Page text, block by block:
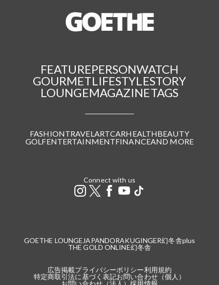
FEATUREPERSONWATCH
GOURMETLIFESTYLESTORY
LOUNGEMAGAZINETAGS
FASHIONTRAVELARTCARHEALTHBEAUTY
GOLFENTERTAINMENTFINANCEAND MORE
Connect with us
GOETHE LOUNGE JAPANDORAKUGINGER幻冬舎plus
THE GOLD ONLINE幻冬舎
広告掲載プライバシーポリシー利用規約
特定商取引法に基づく表記お問い合わせ（個人）
お問い合わせ（法人）採用情報